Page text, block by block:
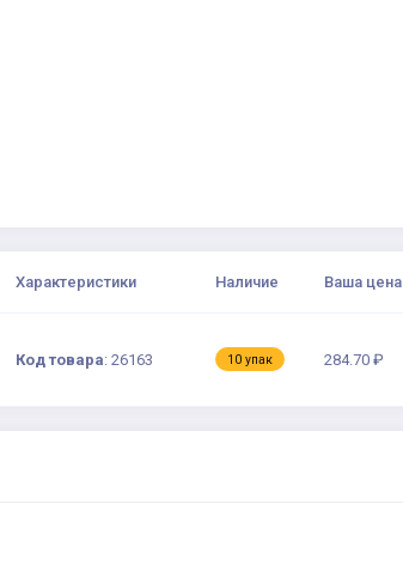
Характеристики Наличие Ваша цена
Код товара: 26163 10 упак 284.70 ₽